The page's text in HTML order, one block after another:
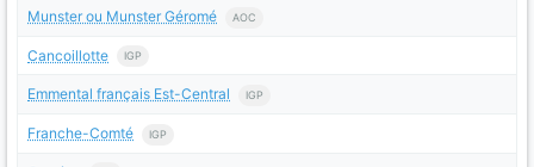
Munster ou Munster Géromé AOC
Cancoillotte IGP
Emmental français Est-Central IGP
Franche-Comté IGP